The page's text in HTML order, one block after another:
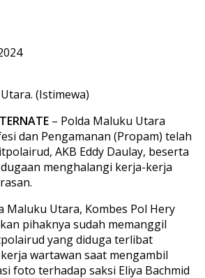
(Istimewa)
– Polda Maluku Utara
dan Pengamanan (Propam) telah
AKB Eddy Daulay, beserta
menghalangi kerja-kerja
Maluku Utara, Kombes Pol Hery
pihaknya sudah memanggil
yang diduga terlibat
wartawan saat mengambil
foto terhadap saksi Eliya Bachmid